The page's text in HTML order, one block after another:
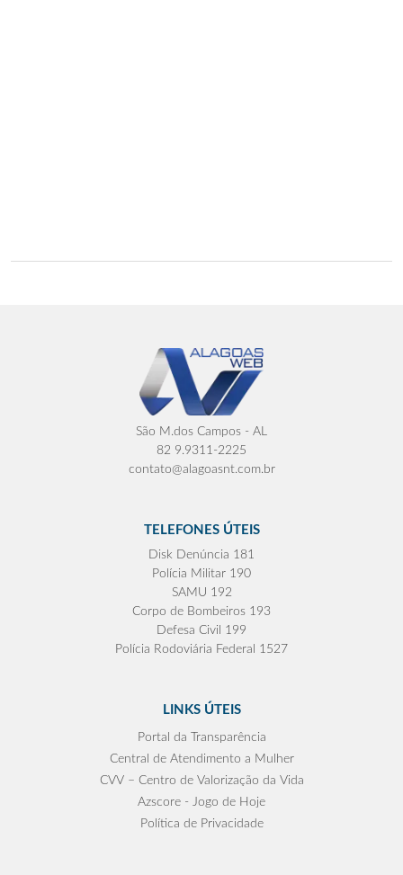
São M.dos Campos - AL
82 9.9311-2225
contato@alagoasnt.com.br
TELEFONES ÚTEIS
Disk Denúncia 181
Polícia Militar 190
SAMU 192
Corpo de Bombeiros 193
Defesa Civil 199
Polícia Rodoviária Federal 1527
LINKS ÚTEIS
Portal da Transparência
Central de Atendimento a Mulher
CVV – Centro de Valorização da Vida
Azscore - Jogo de Hoje
Política de Privacidade